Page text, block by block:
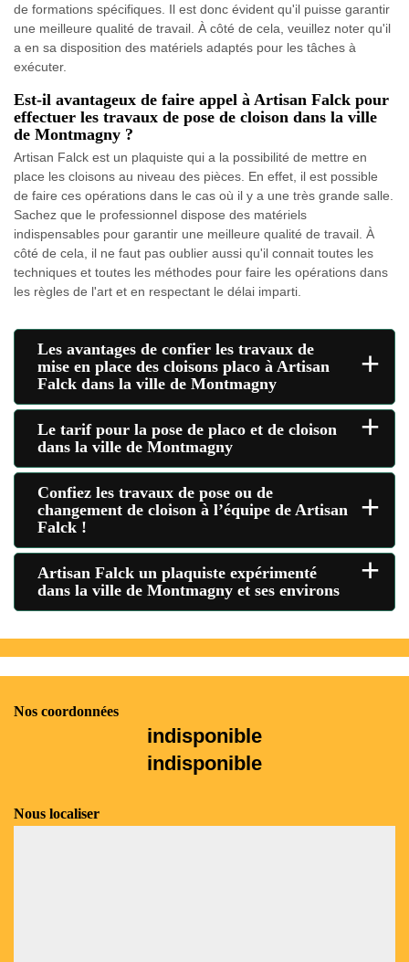
de formations spécifiques. Il est donc évident qu'il puisse garantir
une meilleure qualité de travail. À côté de cela, veuillez noter qu'il
a en sa disposition des matériels adaptés pour les tâches à
exécuter.
Est-il avantageux de faire appel à Artisan Falck pour
effectuer les travaux de pose de cloison dans la ville
de Montmagny ?
Artisan Falck est un plaquiste qui a la possibilité de mettre en
place les cloisons au niveau des pièces. En effet, il est possible
de faire ces opérations dans le cas où il y a une très grande salle.
Sachez que le professionnel dispose des matériels
indispensables pour garantir une meilleure qualité de travail. À
côté de cela, il ne faut pas oublier aussi qu'il connait toutes les
techniques et toutes les méthodes pour faire les opérations dans
les règles de l'art et en respectant le délai imparti.
Les avantages de confier les travaux de
mise en place des cloisons placo à Artisan
Falck dans la ville de Montmagny
+
Le tarif pour la pose de placo et de cloison
dans la ville de Montmagny
+
Confiez les travaux de pose ou de
changement de cloison à l’équipe de Artisan
Falck !
+
Artisan Falck un plaquiste expérimenté
dans la ville de Montmagny et ses environs
+
Nos coordonnées
indisponible
indisponible
Nous localiser